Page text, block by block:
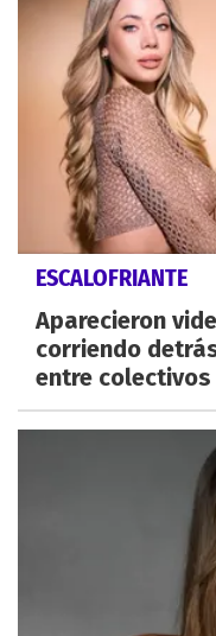
ESCALOFRIANTE
Aparecieron
corriendo
entre colectivos